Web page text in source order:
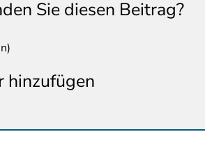
Sie diesen Beitrag?
hinzufügen